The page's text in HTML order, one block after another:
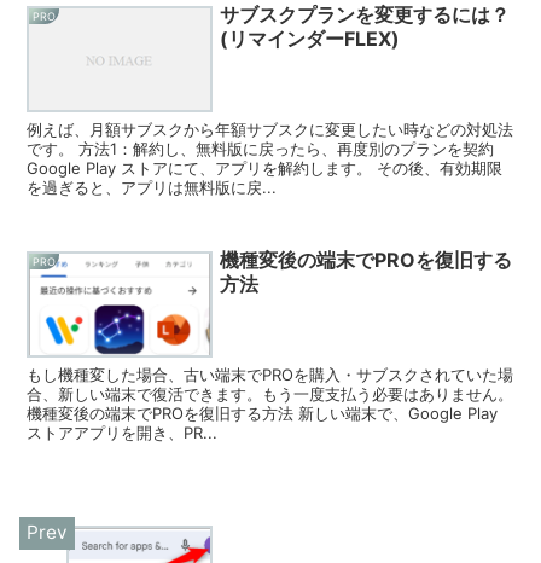
PRO
サブスクプランを変更するには？
(リマインダーFLEX)
例えば、月額サブスクから年額サブスクに変更したい時などの対処法
です。 方法1：解約し、無料版に戻ったら、再度別のプランを契約
Google Play ストアにて、アプリを解約します。 その後、有効期限
を過ぎると、アプリは無料版に戻...
PRO
機種変後の端末でPROを復旧する
方法
もし機種変した場合、古い端末でPROを購入・サブスクされていた場
合、新しい端末で復活できます。もう一度支払う必要はありません。
機種変後の端末でPROを復旧する方法 新しい端末で、Google Play
ストアアプリを開き、PR...